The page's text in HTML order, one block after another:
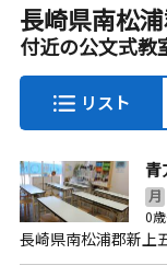
長崎県南松
付近の公文式教
リスト
青
月
0
長崎県南松浦郡新上